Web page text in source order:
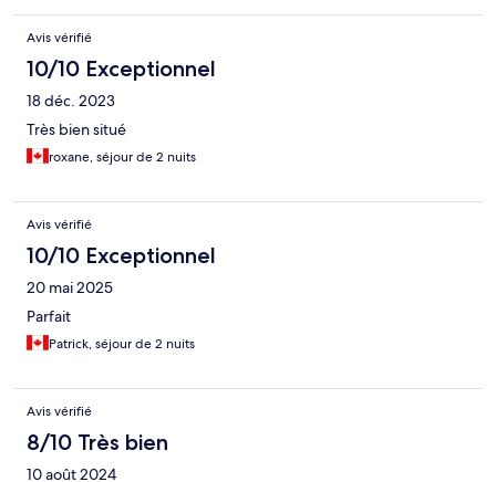
Avis vérifié
10/10 Exceptionnel
18 déc. 2023
Très bien situé
roxane, séjour de 2 nuits
Avis vérifié
10/10 Exceptionnel
20 mai 2025
Parfait
Patrick, séjour de 2 nuits
Avis vérifié
8/10 Très bien
10 août 2024